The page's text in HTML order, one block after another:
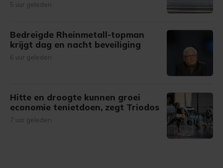
5 uur geleden
Bedreigde Rheinmetall-topman
krijgt dag en nacht beveiliging
6 uur geleden
Hitte en droogte kunnen groei
economie tenietdoen, zegt Triodos
7 uur geleden